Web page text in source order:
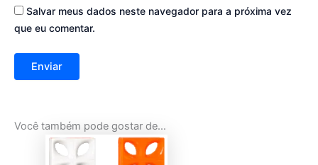
Salvar meus dados neste navegador para a próxima vez
que eu comentar.
Você também pode gostar de…